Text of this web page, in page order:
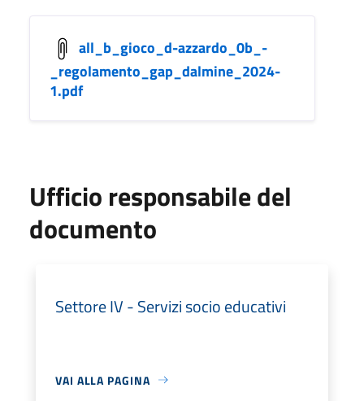
all_b_gioco_d-azzardo_0b_-
_regolamento_gap_dalmine_2024-
1.pdf
Ufficio responsabile del
documento
Settore IV - Servizi socio educativi
VAI ALLA PAGINA